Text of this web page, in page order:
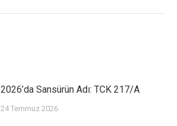
2026’da Sansürün Adı: TCK 217/A
24 Temmuz 2026